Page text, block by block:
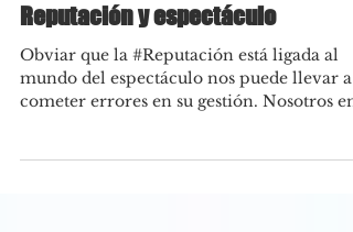
Reputación y espectáculo
Obviar que la #Reputación está ligada al
mundo del espectáculo nos puede llevar a
cometer errores en su gestión. Nosotros en